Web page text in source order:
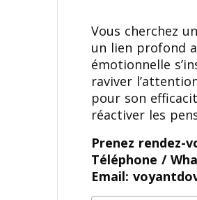
Vous cherchez un
un lien profond
émotionnelle
raviver
pour son
réactiver les
Prenez rendez-
Téléphone /
Email: